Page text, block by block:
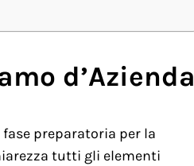
d’Azienda
preparatoria per la
tutti gli elementi